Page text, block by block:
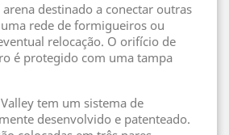
destinado a conectar outras
rede de formigueiros ou
relocação. O orifício de
é protegido com uma tampa
tem um sistema de
desenvolvido e patenteado.